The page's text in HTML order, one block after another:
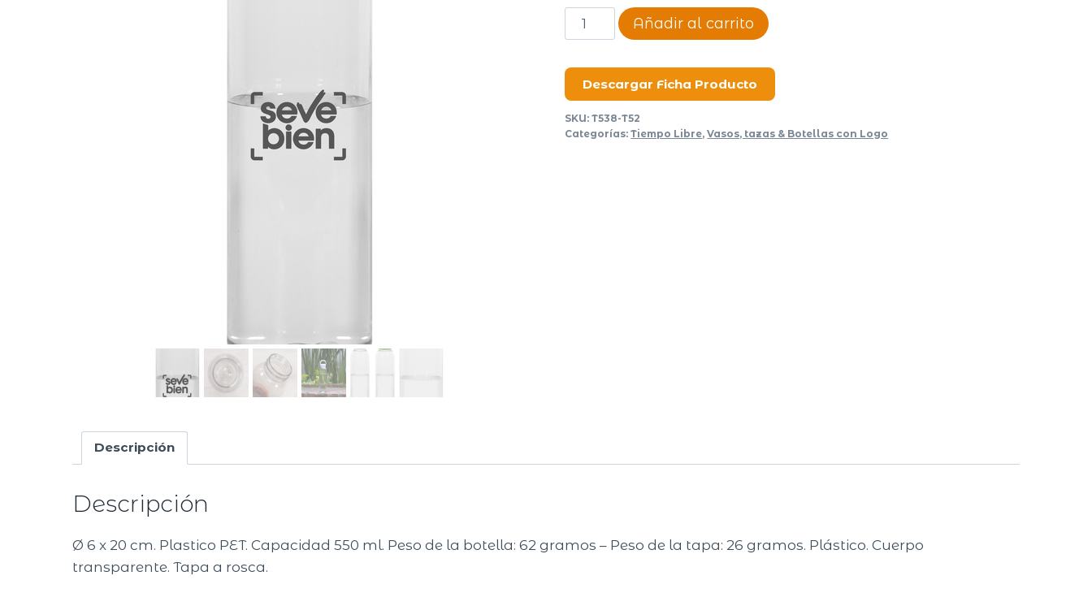
Botella
Hawaii
cantidad
Añadir al carrito
Descargar Ficha Producto
SKU:T538-T52
Categorías:Tiempo Libre,Vasos, tazas & Botellas con Logo
Descripción
Descripción
Ø 6 x 20 cm. Plastico PET. Capacidad 550 ml. Peso de la botella: 62 gramos – Peso de la tapa: 26 gramos. Plástico. Cuerpo
transparente. Tapa a rosca.